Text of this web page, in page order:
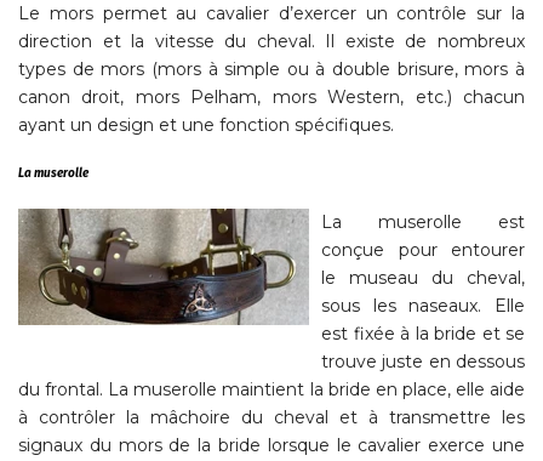
Le mors permet au cavalier d’exercer un contrôle sur la
direction et la vitesse du cheval. Il existe de nombreux
types de mors (mors à simple ou à double brisure, mors à
canon droit, mors Pelham, mors Western, etc.) chacun
ayant un design et une fonction spécifiques.
La muserolle
La muserolle est
conçue pour entourer
le museau du cheval,
sous les naseaux. Elle
est fixée à la bride et se
trouve juste en dessous
du frontal. La muserolle maintient la bride en place, elle aide
à contrôler la mâchoire du cheval et à transmettre les
signaux du mors de la bride lorsque le cavalier exerce une